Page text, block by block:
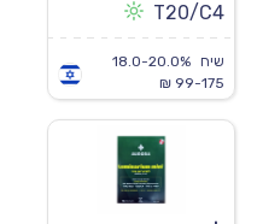
T20/C4
שיח
18.0-20.0%
99-175 ₪